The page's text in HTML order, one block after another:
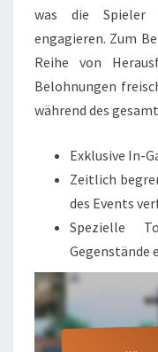
was die Spieler
engagieren. Zum
Reihe von
Belohnungen
während des
Exklusive In-
Zeitlich
des Events
Spezielle
Gegenstände